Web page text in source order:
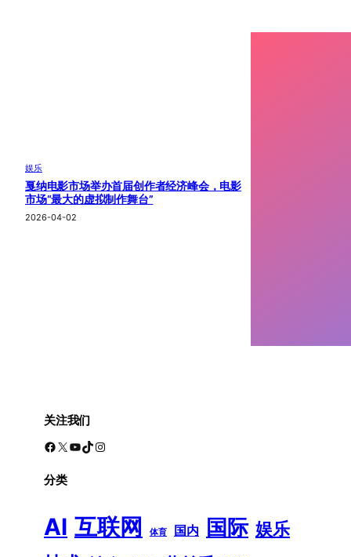
娱乐
戛纳电影市场举办首届创作者经济峰会，电影
市场“最大的虚拟制作舞台”
2026-04-02
关注我们
Facebook X YouTube TikTok Instagram
分类
AI 互联网 体育 国内 国际 娱乐